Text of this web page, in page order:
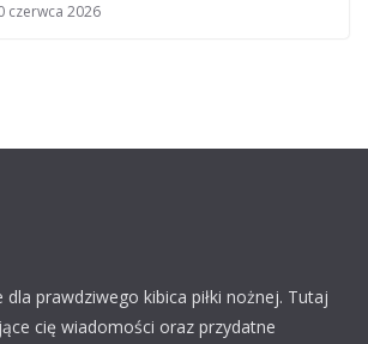
czerwca 2026
prawdziwego kibica piłki nożnej. Tutaj
cię wiadomości oraz przydatne